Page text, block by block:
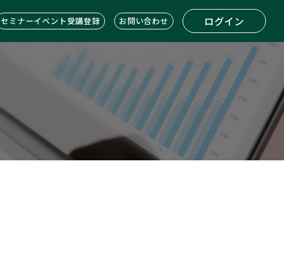
セミナーイベント受講登録 お問い合わせ ログイン